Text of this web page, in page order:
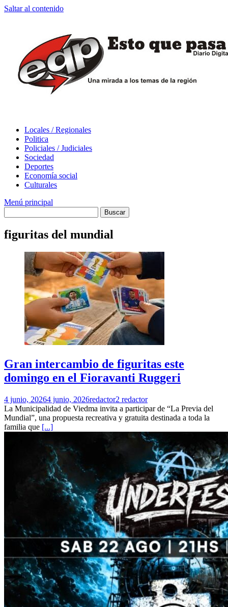
Saltar al contenido
Locales / Regionales
Politica
Policiales / Judiciales
Sociedad
Deportes
Economía social
Culturales
Menú principal
figuritas del mundial
Gran intercambio de figuritas este
domingo en el Fioravanti Ruggeri
4 junio, 20264 junio, 2026redactor2 redactor
La Municipalidad de Viedma invita a participar de “La Previa del
Mundial”, una propuesta recreativa y gratuita destinada a toda la
familia que [...]